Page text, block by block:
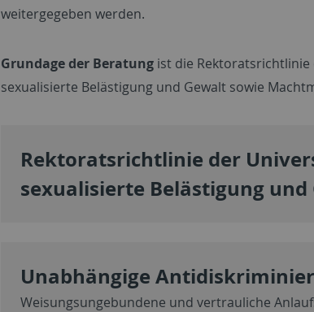
weitergegeben werden.
Grundage der Beratung ist die
sexualisierte Belästigung und Gewalt sowie
Rektoratsrichtlinie der
sexualisierte Belästigung
Unabhängige
Weisungsungebundene und vertrauliche